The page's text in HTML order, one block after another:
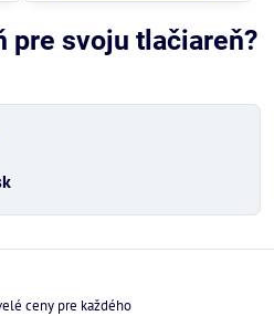
pre svoju tlačiareň?
ceny pre každého